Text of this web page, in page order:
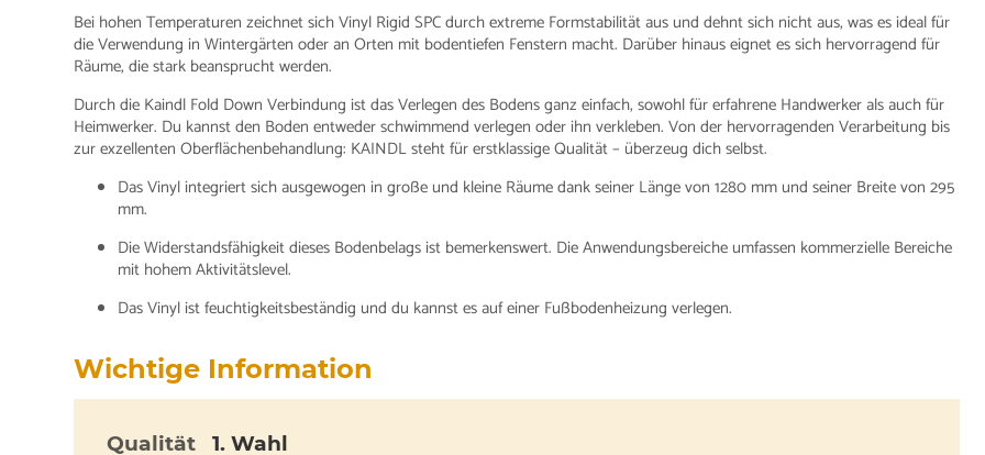
Bei hohen Temperaturen zeichnet sich Vinyl Rigid SPC durch extreme Formstabilität aus und dehnt sich nicht aus, was es ideal für
die Verwendung in Wintergärten oder an Orten mit bodentiefen Fenstern macht. Darüber hinaus eignet es sich hervorragend für
Räume, die stark beansprucht werden.
Durch die Kaindl Fold Down Verbindung ist das Verlegen des Bodens ganz einfach, sowohl für erfahrene Handwerker als auch für
Heimwerker. Du kannst den Boden entweder schwimmend verlegen oder ihn verkleben. Von der hervorragenden Verarbeitung bis
zur exzellenten Oberflächenbehandlung: KAINDL steht für erstklassige Qualität – überzeug dich selbst.
Das Vinyl integriert sich ausgewogen in große und kleine Räume dank seiner Länge von 1280 mm und seiner Breite von 295
mm.
Die Widerstandsfähigkeit dieses Bodenbelags ist bemerkenswert. Die Anwendungsbereiche umfassen kommerzielle Bereiche
mit hohem Aktivitätslevel.
Das Vinyl ist feuchtigkeitsbeständig und du kannst es auf einer Fußbodenheizung verlegen.
Wichtige Information
Qualität 1. Wahl